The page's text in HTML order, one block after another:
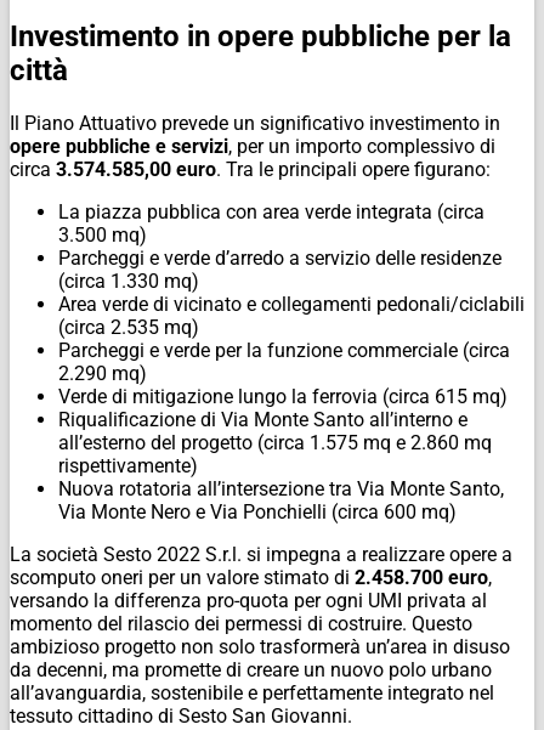
Investimento in opere pubbliche per la
città
Il Piano Attuativo prevede un significativo investimento in
opere pubbliche e servizi, per un importo complessivo di
circa 3.574.585,00 euro. Tra le principali opere figurano:
La piazza pubblica con area verde integrata (circa
3.500 mq)
Parcheggi e verde d’arredo a servizio delle residenze
(circa 1.330 mq)
Area verde di vicinato e collegamenti pedonali/ciclabili
(circa 2.535 mq)
Parcheggi e verde per la funzione commerciale (circa
2.290 mq)
Verde di mitigazione lungo la ferrovia (circa 615 mq)
Riqualificazione di Via Monte Santo all’interno e
all’esterno del progetto (circa 1.575 mq e 2.860 mq
rispettivamente)
Nuova rotatoria all’intersezione tra Via Monte Santo,
Via Monte Nero e Via Ponchielli (circa 600 mq)
La società Sesto 2022 S.r.l. si impegna a realizzare opere a
scomputo oneri per un valore stimato di 2.458.700 euro,
versando la differenza pro-quota per ogni UMI privata al
momento del rilascio dei permessi di costruire. Questo
ambizioso progetto non solo trasformerà un’area in disuso
da decenni, ma promette di creare un nuovo polo urbano
all’avanguardia, sostenibile e perfettamente integrato nel
tessuto cittadino di Sesto San Giovanni.